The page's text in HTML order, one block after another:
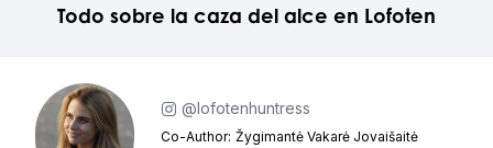
Todo sobre la caza del alce en Lofoten
@lofotenhuntress
Co-Author: Žygimantė Vakarė Jovaišaitė